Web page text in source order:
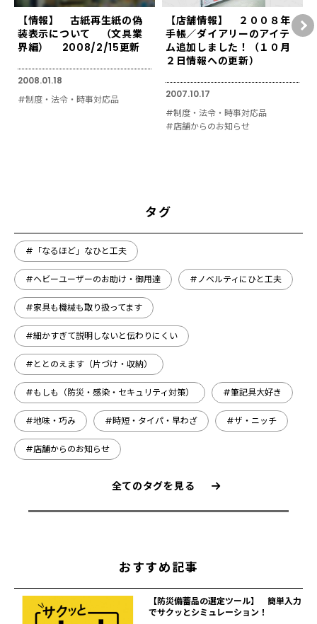
【情報】 古紙再生紙の偽
装表示について （文具業
界編） 2008/2/15更新
2008.01.18
#制度・法令・時事対応品
【店舗情報】 ２００８年
手帳／ダイアリーのアイテ
ム追加しました！（１０月
２日情報への更新）
2007.10.17
#制度・法令・時事対応品
#店舗からのお知らせ
タグ
#「なるほど」なひと工夫
#ヘビーユーザーのお助け・御用達 #ノベルティにひと工夫
#家具も機械も取り扱ってます
#細かすぎて説明しないと伝わりにくい
#ととのえます（片づけ・収納）
#もしも（防災・感染・セキュリティ対策） #筆記具大好き
#地味・巧み #時短・タイパ・早わざ #ザ・ニッチ
#店舗からのお知らせ
全てのタグを見る
おすすめ記事
【防災備蓄品の選定ツール】 簡単入力
でサクッとシミュレーション！